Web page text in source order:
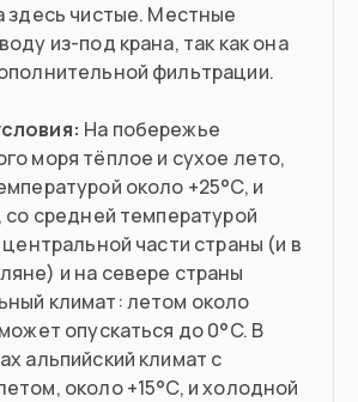
бизнес или ИП
словенские корни
Загранпаспорт
Нужна виза
здесь чистые. Местные
из-под крана, так как она
фильтрации.
На побережье
моря тёплое и сухое лето,
около +25°C, и
со средней температурой
центральной части страны (и в
и на севере страны
климат: летом около
опускаться до 0°C. В
альпийский климат с
около +15°C, и холодной